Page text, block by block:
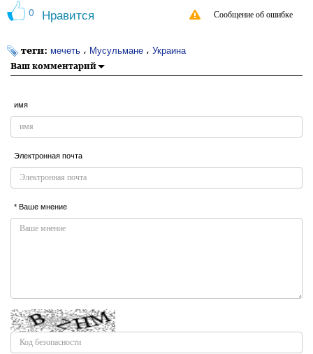
0 Нравится Сообщение об ошибке
теги: мечеть ، Мусульмане ، Украина
Ваш комментарий
имя
Электронная почта
* Ваше мнение